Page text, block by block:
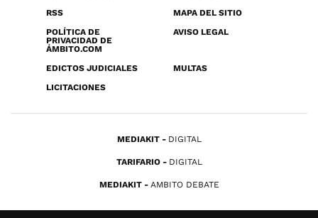
RSS
MAPA DEL SITIO
POLÍTICA DE
PRIVACIDAD DE
ÁMBITO.COM
AVISO LEGAL
EDICTOS JUDICIALES
MULTAS
LICITACIONES
MEDIAKIT DIGITAL
TARIFARIO DIGITAL
MEDIAKIT AMBITO DEBATE